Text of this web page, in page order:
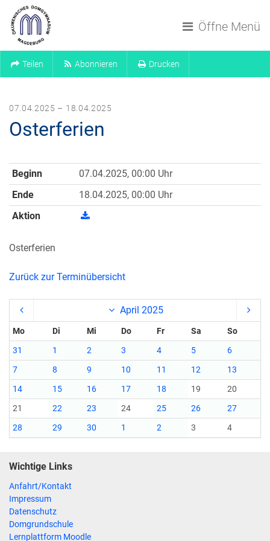
Öffne Menü
Teilen Abonnieren Drucken
07.04.2025 – 18.04.2025
Osterferien
Beginn
07.04.2025, 00:00 Uhr
Ende
18.04.2025, 00:00 Uhr
Aktion
Osterferien
Zurück zur Terminübersicht
April 2025
Mo Di Mi Do Fr Sa
So
31
1 2 3 4 5
6
7
8 9 10 11 12
13
14
15 16 17 18 19
20
21
22 23 24 25 26
27
28
29 30 1 2 3 4
Wichtige Links
Anfahrt/Kontakt
Impressum
Datenschutz
Domgrundschule
Lernplattform Moodle